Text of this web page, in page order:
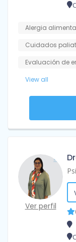
Alergia
Cuidados
Evaluación de
View all
Ver perfil